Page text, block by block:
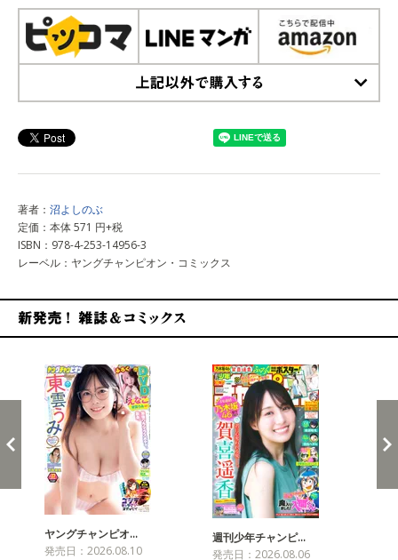
著者： 沼よしのぶ
定価：本体 571 円+税
ISBN：978-4-253-14956-3
レーベル：ヤングチャンピオン・コミックス
ヤングチャンピオ…
発売日：2026.08.10
週刊少年チャンピ…
発売日：2026.08.06